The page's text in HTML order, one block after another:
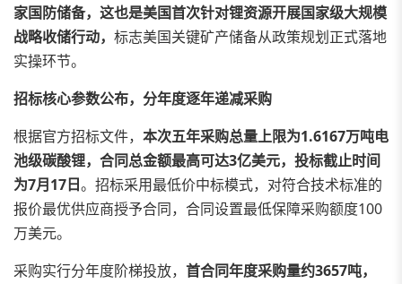
家国防储备，这也是美国首次针对锂资源开展国家级大规模
战略收储行动， 标志美国关键矿产储备从政策规划正式落地
实操环节。
招标核心参数公布，分年度逐年递减采购
根据官方招标文件， 本次五年采购总量上限为1.6167万吨电
池级碳酸锂，合同总金额最高可达3亿美元，投标截止时间
为7月17日。招标采用最低价中标模式，对符合技术标准的
报价最优供应商授予合同，合同设置最低保障采购额度100
万美元。
采购实行分年度阶梯投放， 首合同年度采购量约3657吨，